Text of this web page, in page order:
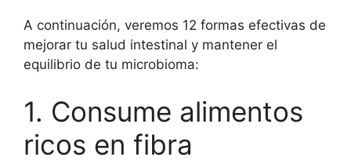
A continuación, veremos 12 formas efectivas de
mejorar tu salud intestinal y mantener el
equilibrio de tu microbioma:
1. Consume alimentos
ricos en fibra